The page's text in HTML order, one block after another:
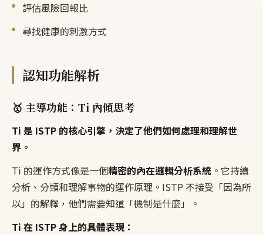
評估風險回報比
尋找健康的刺激方式
認知功能解析
🥇 主導功能：Ti 內傾思考
Ti 是 ISTP 的核心引擎，決定了他們如何處理和理解世
界。
Ti 的運作方式像是一個精密的內在邏輯分析系統 。它持續
分析、分類和理解事物的運作原理。ISTP 不接受「因為所
以」的解釋，他們需要知道「機制是什麼」。
Ti 在 ISTP 身上的具體表現：